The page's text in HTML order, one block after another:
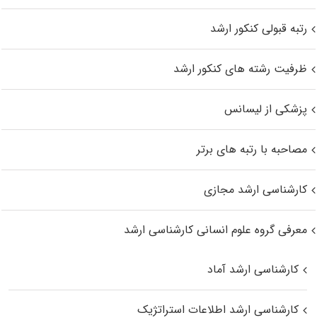
رتبه قبولی کنکور ارشد
ظرفیت رشته های کنکور ارشد
پزشکی از لیسانس
مصاحبه با رتبه های برتر
کارشناسی ارشد مجازی
معرفی گروه علوم انسانی کارشناسی ارشد
کارشناسی ارشد آماد
کارشناسی ارشد اطلاعات استراتژیک